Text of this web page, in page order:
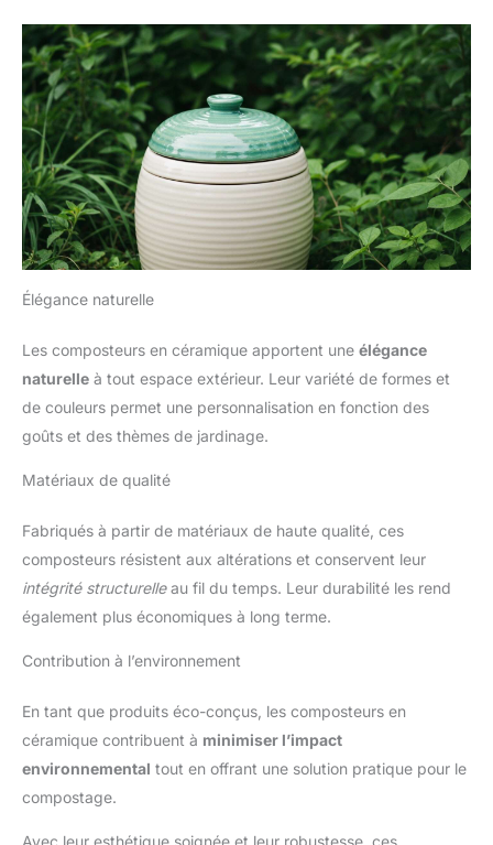
Élégance naturelle
Les composteurs en céramique apportent une élégance
naturelle à tout espace extérieur. Leur variété de formes et
de couleurs permet une personnalisation en fonction des
goûts et des thèmes de jardinage.
Matériaux de qualité
Fabriqués à partir de matériaux de haute qualité, ces
composteurs résistent aux altérations et conservent leur
intégrité structurelleau fil du temps. Leur durabilité les rend
également plus économiques à long terme.
Contribution à l’environnement
En tant que produits éco-conçus, les composteurs en
céramique contribuent à minimiser l’impact
environnemental tout en offrant une solution pratique pour le
compostage.
Avec leur esthétique soignée et leur robustesse, ces